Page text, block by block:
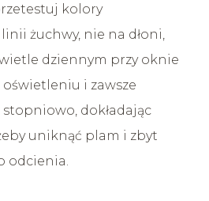
kolory
żuchwy, nie na dłoni,
dziennym przy oknie
i zawsze
dokładając
uniknąć plam i zbyt
odcienia.